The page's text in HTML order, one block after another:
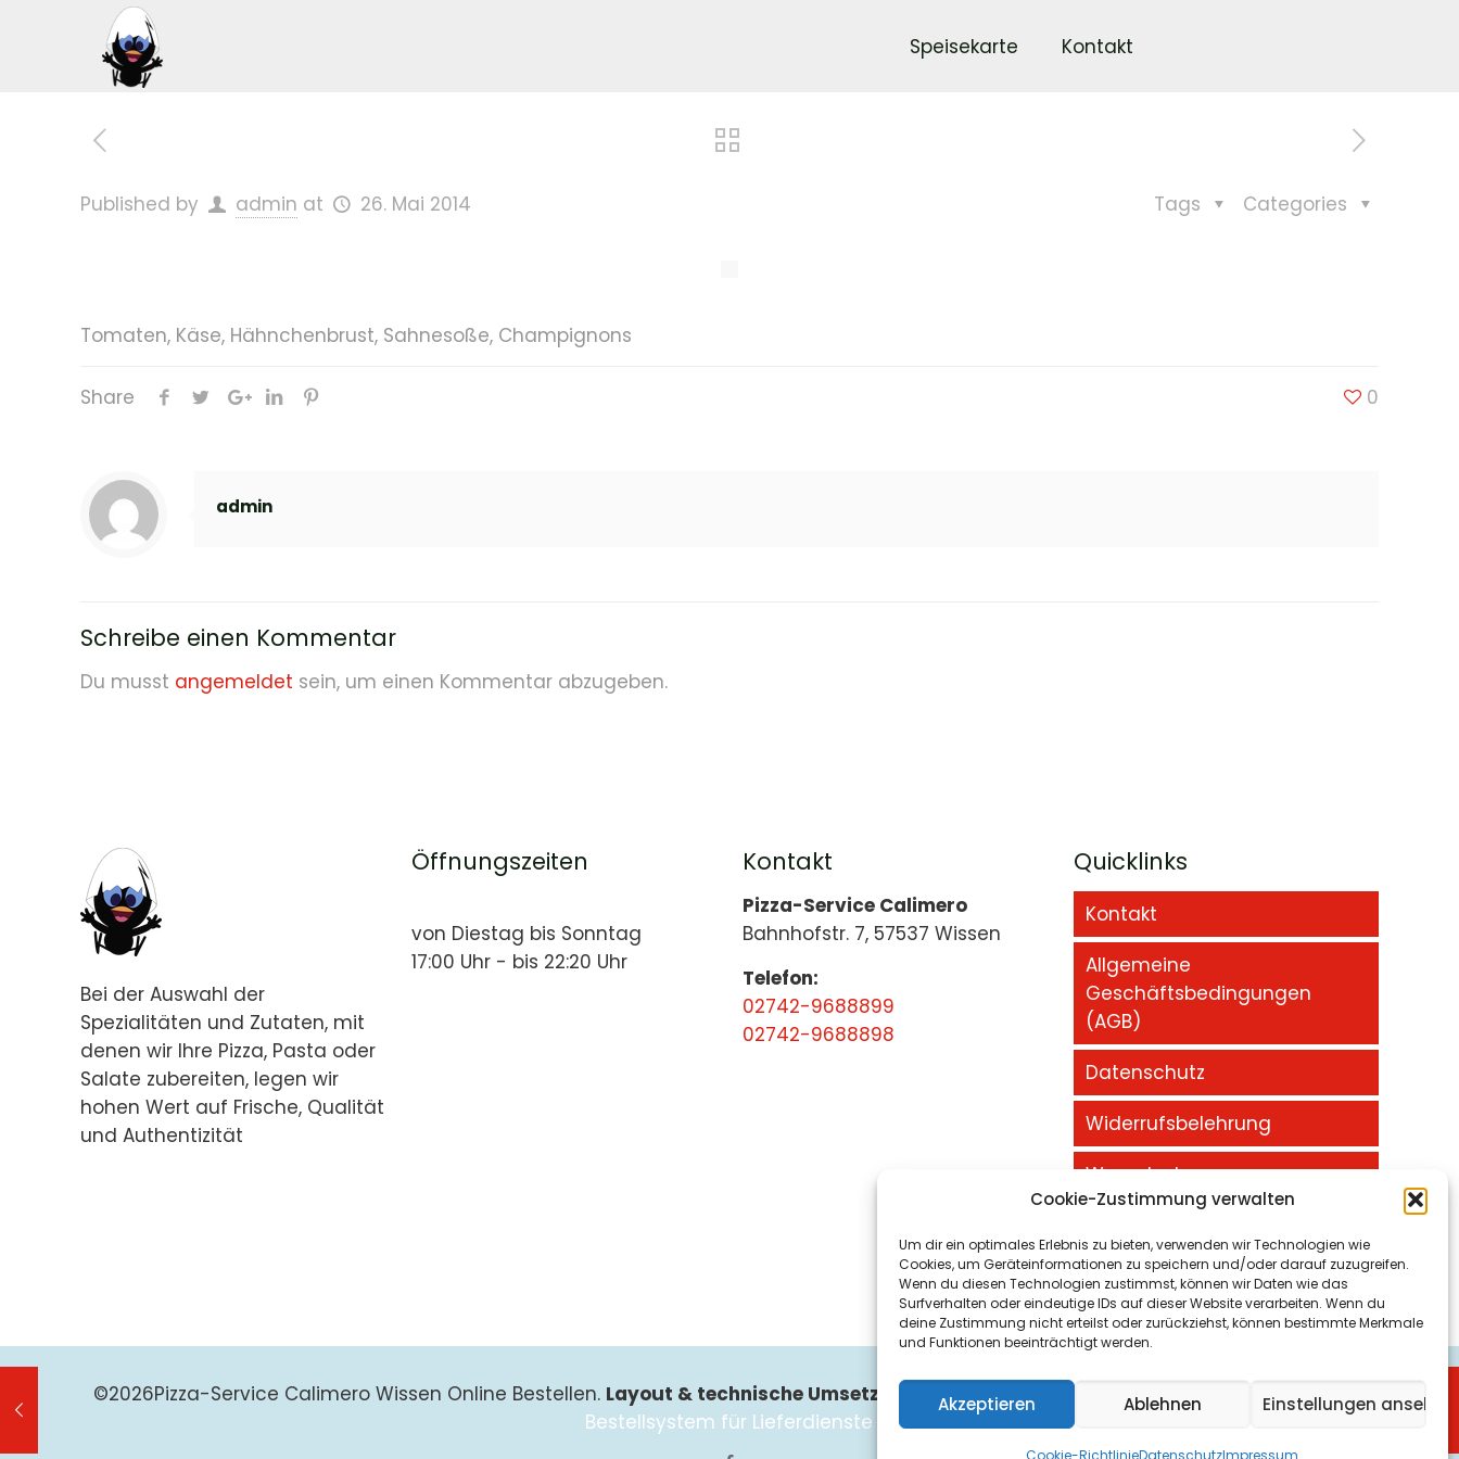
Cookie-Zustimmung verwalten
Um dir ein optimales Erlebnis zu bieten, verwenden wir Technologien wie
Cookies, um Geräteinformationen zu speichern und/oder darauf zuzugreifen.
Wenn du diesen Technologien zustimmst, können wir Daten wie das
Surfverhalten oder eindeutige IDs auf dieser Website verarbeiten. Wenn du
deine Zustimmung nicht erteilst oder zurückziehst, können bestimmte Merkmale
und Funktionen beeinträchtigt werden.
Akzeptieren Ablehnen Einstellungen ansehen
Cookie-RichtlinieDatenschutzImpressum
Speisekarte Kontakt
Published by admin at 26. Mai 2014 Categories
Tags
Tomaten, Käse, Hähnchenbrust, Sahnesoße, Champignons
Share 0
admin
Schreibe einen Kommentar
Du musst angemeldet sein, um einen Kommentar abzugeben.
Bei der Auswahl der
Spezialitäten und Zutaten, mit
denen wir Ihre Pizza, Pasta oder
Salate zubereiten, legen wir
hohen Wert auf Frische, Qualität
und Authentizität
Öffnungszeiten
von Diestag bis Sonntag
17:00 Uhr - bis 22:20 Uhr
Kontakt
Pizza-Service Calimero
Bahnhofstr. 7, 57537 Wissen
Telefon:
02742-9688899
02742-9688898
Quicklinks
Kontakt
Allgemeine
Geschäftsbedingungen
(AGB)
Datenschutz
Widerrufsbelehrung
Warenkorb
©2026Pizza-Service Calimero Wissen Online Bestellen. Layout & technische Umsetzung: Suchmaschineoptimierung Gelsenkirchenund
Bestellsystem für Lieferdienste